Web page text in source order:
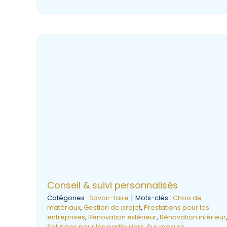
Conseil & suivi personnalisés
Catégories : Savoir-faire | Mots-clés : Choix de
matériaux, Gestion de projet, Prestations pour les
entreprises, Rénovation extérieur, Rénovation intérieur,